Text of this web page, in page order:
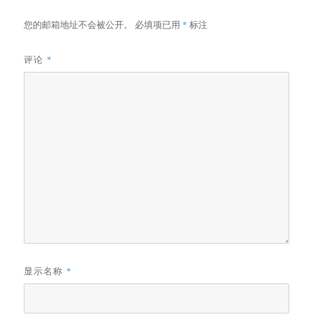
您的邮箱地址不会被公开。 必填项已用 * 标注
评论 *
显示名称 *